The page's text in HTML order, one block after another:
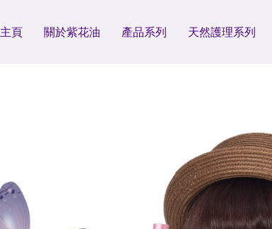
主頁 關於紫花油 產品系列 天然護理系列